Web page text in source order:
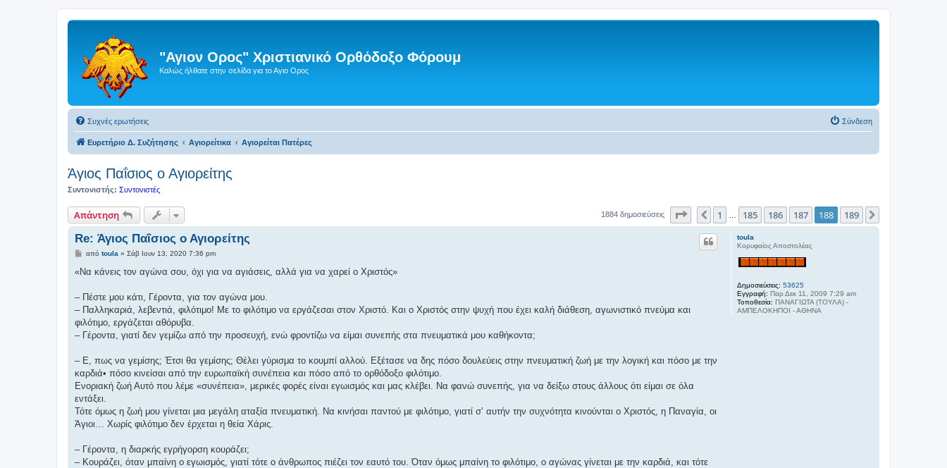
"Αγιον Ορος" Χριστιανικό Ορθόδοξο Φόρουμ
Καλώς ήλθατε στην σελίδα για το Αγιο Ορος
Συχνές ερωτήσεις Σύνδεση
Ευρετήριο Δ. Συζήτησης Αγιορείτικα Αγιορείται Πατέρες
Άγιος Παΐσιος ο Αγιορείτης
Συντονιστής: Συντονιστές
Απάντηση 1884 δημοσιεύσεις Σελίδα188 από189
Προηγούμενη
1 185 186 187 188 189
toula
Κορυφαίος Αποστολέας
Δημοσιεύσεις: 53625
Εγγραφή: Παρ Δεκ 11, 2009 7:29 am
Τοποθεσία: ΠΑΝΑΓΙΩΤΑ (ΤΟΥΛΑ) -
ΑΜΠΕΛΟΚΗΠΟΙ - ΑΘΗΝΑ
Re: Άγιος Παΐσιος ο Αγιορείτης
Δ
μ
ί
υ
σ
από toula » Σάβ Ιουν 13, 2020 7:36 pm
«Να κάνεις τον αγώνα σου, όχι για να αγιάσεις, αλλά για να χαρεί ο Χριστός»
– Πέστε μου κάτι, Γέροντα, για τον αγώνα μου.
– Παλληκαριά, λεβεντιά, φιλότιμο! Με το φιλότιμο να εργάζεσαι στον Χριστό. Και ο Χριστός στην ψυχή που έχει καλή διάθεση, αγωνιστικό πνεύμα και
φιλότιμο, εργάζεται αθόρυβα.
– Γέροντα, γιατί δεν γεμίζω από την προσευχή, ενώ φροντίζω να είμαι συνεπής στα πνευματικά μου καθήκοντα;
– Ε, πως να γεμίσης; Έτσι θα γεμίσης; Θέλει γύρισμα το κουμπί αλλού. Εξέτασε να δης πόσο δουλεύεις στην πνευματική ζωή με την λογική και πόσο με την
καρδιά• πόσο κινείσαι από την ευρωπαϊκή συνέπεια και πόσο από το ορθόδοξο φιλότιμο.
Ενοριακή ζωή Αυτό που λέμε «συνέπεια», μερικές φορές είναι εγωισμός και μας κλέβει. Να φανώ συνεπής, για να δείξω στους άλλους ότι είμαι σε όλα
εντάξει.
Τότε όμως η ζωή μου γίνεται μια μεγάλη αταξία πνευματική. Να κινήσαι παντού με φιλότιμο, γιατί σ’ αυτήν την συχνότητα κινούνται ο Χριστός, η Παναγία, οι
Άγιοι… Χωρίς φιλότιμο δεν έρχεται η θεία Χάρις.
– Γέροντα, η διαρκής εγρήγορση κουράζει;
– Κουράζει, όταν μπαίνη ο εγωισμός, γιατί τότε ο άνθρωπος πιέζει τον εαυτό του. Όταν όμως μπαίνη το φιλότιμο, ο αγώνας γίνεται με την καρδιά, και τότε